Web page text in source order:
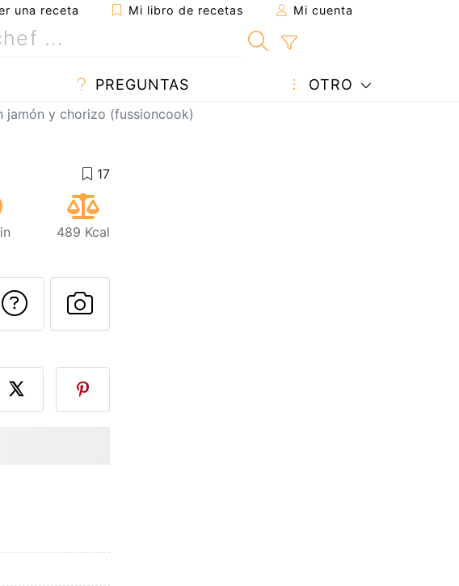
una receta Mi libro de recetas Mi cuenta
PREGUNTAS OTRO
jamón y chorizo (fussioncook)
489 Kcal
receta a un amigo
esta página
Preguntar al autor
Publicar la foto de esta receta